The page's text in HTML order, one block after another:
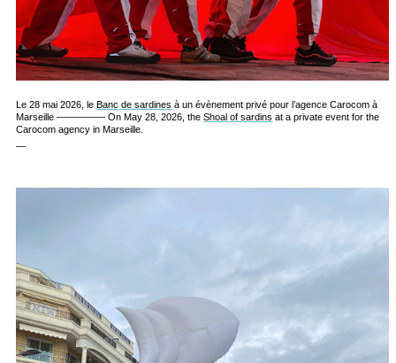
Le 28 mai 2026, leBanc de sardines à un évènement privé pour l’agence Carocom à
Marseille ————— On May 28, 2026, theShoal of sardins at a private event for the
Carocom agency in Marseille.
—